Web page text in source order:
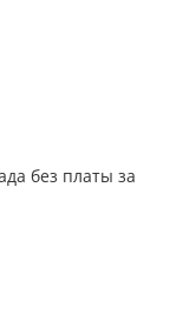
без платы за